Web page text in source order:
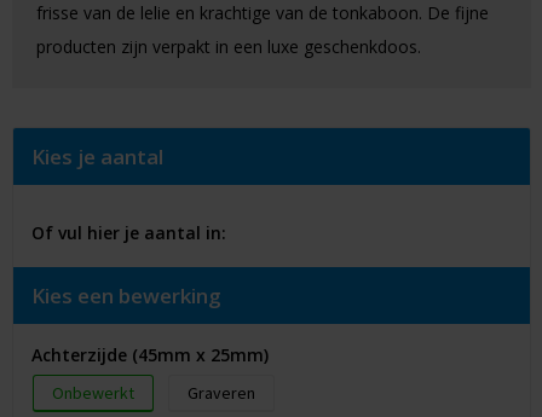
frisse van de lelie en krachtige van de tonkaboon. De fijne
producten zijn verpakt in een luxe geschenkdoos.
Kies je aantal
Of vul hier je aantal in:
Kies een bewerking
Achterzijde (45mm x 25mm)
Onbewerkt Graveren